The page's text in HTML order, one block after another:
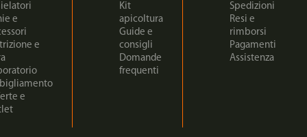
e
e
e
Kit
apicoltura
Guide e
consigli
Domande
frequenti
Spedizioni
Resi e
rimborsi
Pagamenti
Assistenza